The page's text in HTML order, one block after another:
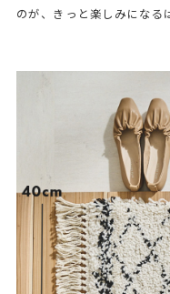
のが、きっと楽しみになる